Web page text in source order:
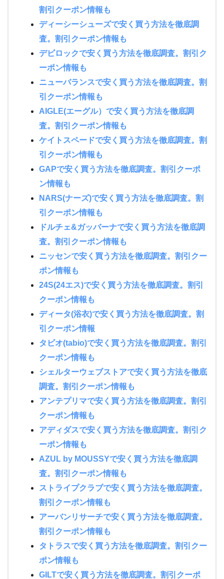
割引クーポン情報も
ディーシーシューズで安く買う方法を徹底調
査。割引クーポン情報も
デビロックで安く買う方法を徹底調査。割引ク
ーポン情報も
ニューバランスで安く買う方法を徹底調査。割
引クーポン情報も
AIGLE(エーグル）で安く買う方法を徹底調
査。割引クーポン情報も
ケイトスペードで安く買う方法を徹底調査。割
引クーポン情報も
GAPで安く買う方法を徹底調査。割引クーポ
ン情報も
NARS(ナーズ)で安く買う方法を徹底調査。割
引クーポン情報も
ドルチェ&ガッバーナで安く買う方法を徹底調
査。割引クーポン情報も
ニッセンで安く買う方法を徹底調査。割引クー
ポン情報も
24S(24エス)で安く買う方法を徹底調査。割引
クーポン情報も
ディータ(浴衣)で安く買う方法を徹底調査。割
引クーポン情報
タビオ(tabio)で安く買う方法を徹底調査。割引
クーポン情報も
シェルターウェブストアで安く買う方法を徹底
調査。割引クーポン情報も
アンテプリマで安く買う方法を徹底調査。割引
クーポン情報も
アディダスで安く買う方法を徹底調査。割引ク
ーポン情報も
AZUL by MOUSSYで安く買う方法を徹底調
査。割引クーポン情報も
ストライプクラブで安く買う方法を徹底調査。
割引クーポン情報も
アーバンリサーチで安く買う方法を徹底調査。
割引クーポン情報も
タトラスで安く買う方法を徹底調査。割引クー
ポン情報も
GILTで安く買う方法を徹底調査。割引クーポ